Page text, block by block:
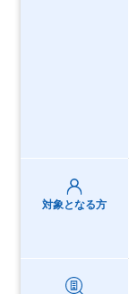
対象となる方